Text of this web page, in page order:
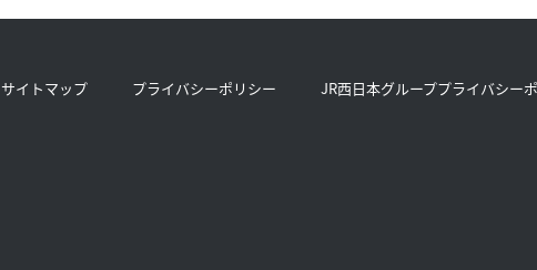
サイトマップ プライバシーポリシー JR西日本グループプライバシー